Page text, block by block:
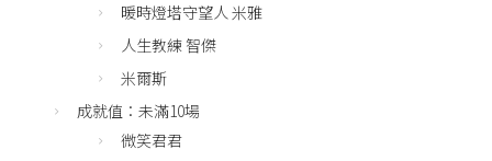
暖時燈塔守望人 米雅
人生教練 智傑
米爾斯
成就值：未滿10場
微笑君君